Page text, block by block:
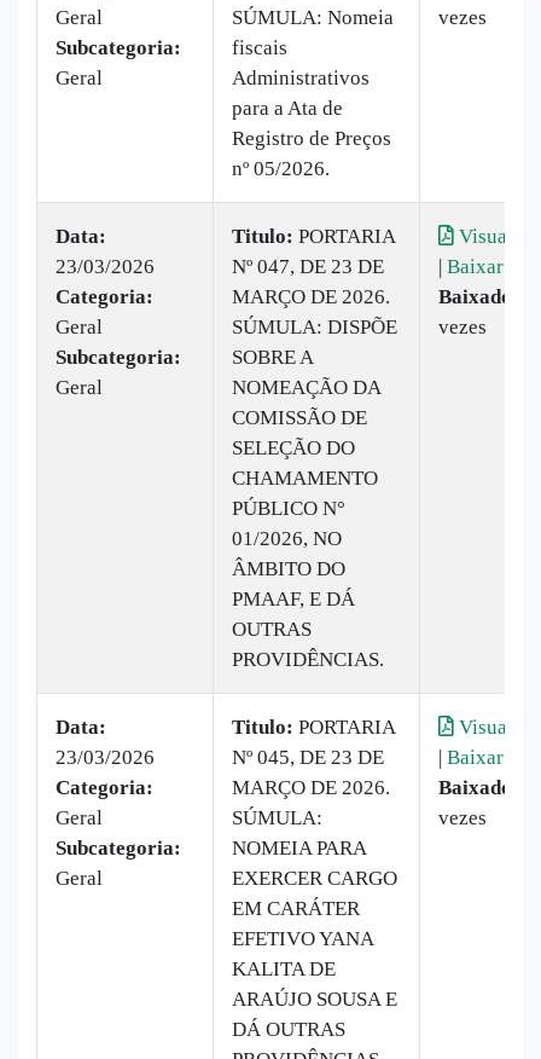
Geral
Subcategoria:
Geral
SÚMULA: Nomeia
fiscais
Administrativos
para a Ata de
Registro de Preços
nº 05/2026.
vezes
Data:
23/03/2026
Categoria:
Geral
Subcategoria:
Geral
Titulo: PORTARIA
Nº 047, DE 23 DE
MARÇO DE 2026.
SÚMULA: DISPÕE
SOBRE A
NOMEAÇÃO DA
COMISSÃO DE
SELEÇÃO DO
CHAMAMENTO
PÚBLICO N°
01/2026, NO
ÂMBITO DO
PMAAF, E DÁ
OUTRAS
PROVIDÊNCIAS.
| Baixar
Baixado:
vezes
Data:
23/03/2026
Categoria:
Geral
Subcategoria:
Geral
Titulo: PORTARIA
Nº 045, DE 23 DE
MARÇO DE 2026.
SÚMULA:
NOMEIA PARA
EXERCER CARGO
EM CARÁTER
EFETIVO YANA
KALITA DE
ARAÚJO SOUSA E
DÁ OUTRAS
| Baixar
Baixado:
vezes